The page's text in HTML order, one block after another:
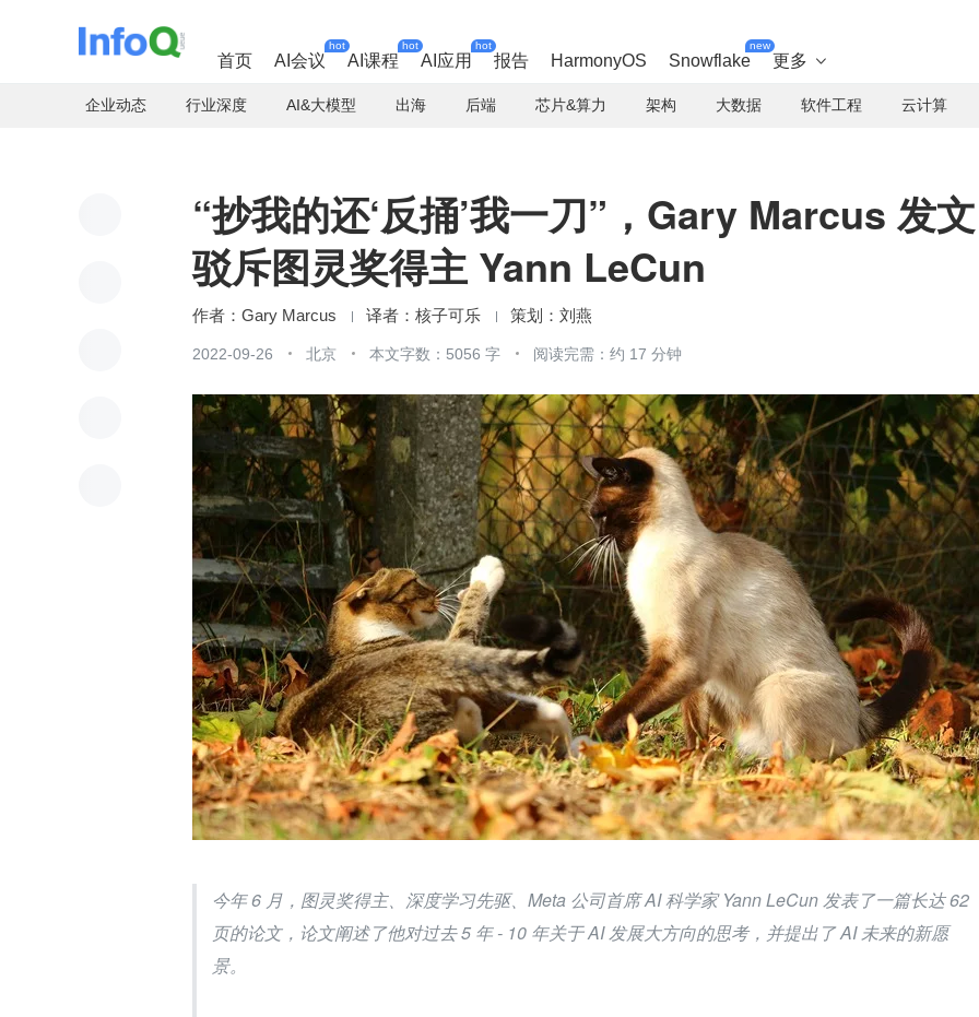
首页 AI会议
hot
AI课程
hot
AI应用
hot
报告 HarmonyOS Snowflake
new
更多 
企业动态 行业深度 AI&大模型 出海 后端 芯片&算力 架构 大数据 软件工程 云计算
“抄我的还‘反捅’我一刀”，Gary Marcus 发文
驳斥图灵奖得主 Yann LeCun
Gary Marcus 核子可乐 刘燕
2022-09-26 北京 本文字数：5056 字 阅读完需：约 17 分钟
今年 6 月，图灵奖得主、深度学习先驱、Meta 公司首席 AI 科学家 Yann LeCun 发表了一篇长达 62
页的论文，论文阐述了他对过去 5 年 - 10 年关于 AI 发展大方向的思考，并提出了 AI 未来的新愿
景。